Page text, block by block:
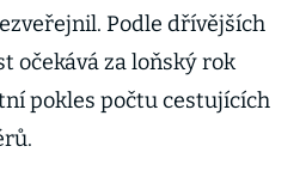
Podle dřívějších
očekává za loňský rok
pokles počtu cestujících